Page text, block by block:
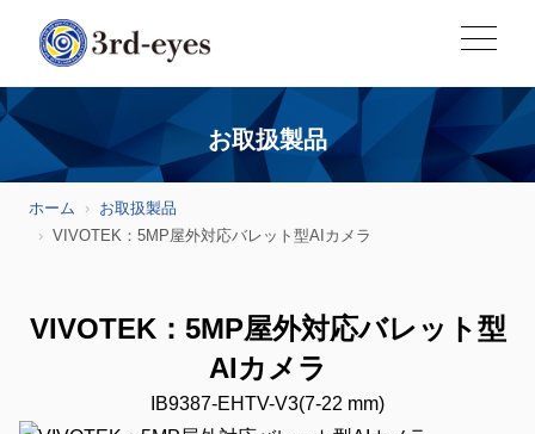
お取扱製品
ホーム
お取扱製品
VIVOTEK：5MP屋外対応バレット型AIカメラ
VIVOTEK：5MP屋外対応バレット型
AIカメラ
IB9387-EHTV-V3(7-22 mm)